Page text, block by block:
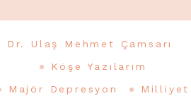
Dr. Ulaş Mehmet Çamsarı
Köşe Yazılarım
Majör Depresyon
Milliyet